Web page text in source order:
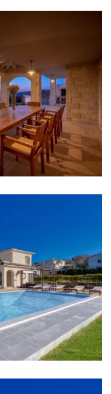
tuš, bide
wc, tuš, bide
kada
bide